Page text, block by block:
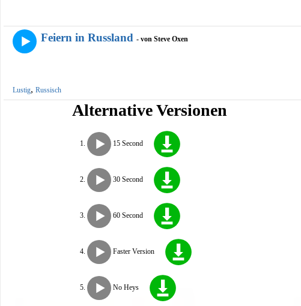
Feiern in Russland - von Steve Oxen
Lustig, Russisch
Alternative Versionen
15 Second
30 Second
60 Second
Faster Version
No Heys